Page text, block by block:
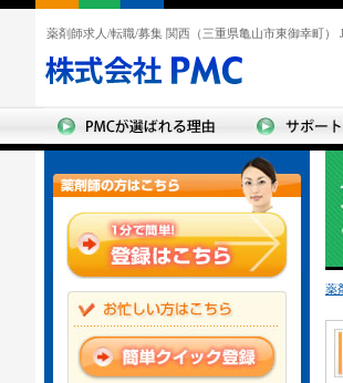
薬剤師求人/転職/募集 関西（三重県亀山市東御幸町
薬